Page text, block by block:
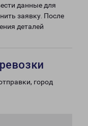
данные для
заявку. После
деталей
город